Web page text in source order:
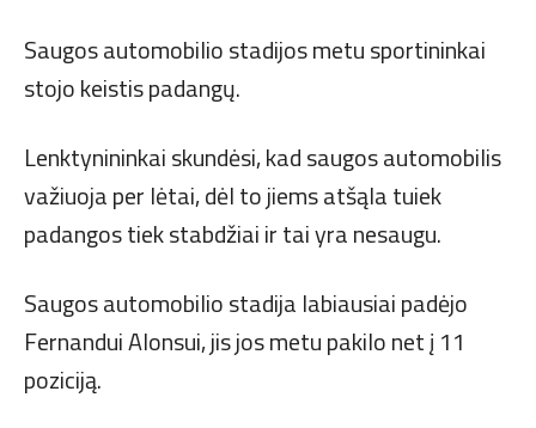
Saugos automobilio stadijos metu sportininkai
stojo keistis padangų.
Lenktynininkai skundėsi, kad saugos automobilis
važiuoja per lėtai, dėl to jiems atšąla tuiek
padangos tiek stabdžiai ir tai yra nesaugu.
Saugos automobilio stadija labiausiai padėjo
Fernandui Alonsui, jis jos metu pakilo net į 11
poziciją.